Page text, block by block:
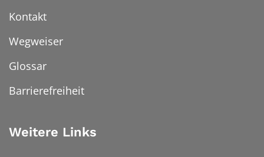
Kontakt
Wegweiser
Glossar
Barrierefreiheit
Weitere Links